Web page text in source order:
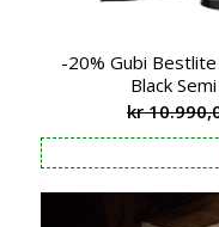
-20% Gubi
Black
kr